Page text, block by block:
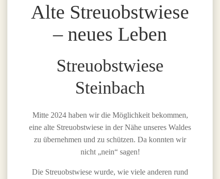
Alte Streuobstwiese
– neues Leben
Streuobstwiese
Steinbach
Mitte 2024 haben wir die Möglichkeit bekommen,
eine alte Streuobstwiese in der Nähe unseres Waldes
zu übernehmen und zu schützen. Da konnten wir
nicht „nein“ sagen!
Die Streuobstwiese wurde, wie viele anderen rund